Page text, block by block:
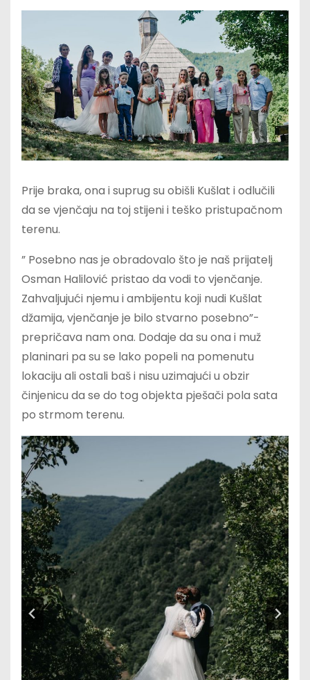
Prije braka, ona i suprug su obišli Kušlat i odlučili
da se vjenčaju na toj stijeni i teško pristupačnom
terenu.
” Posebno nas je obradovalo što je naš prijatelj
Osman Halilović pristao da vodi to vjenčanje.
Zahvaljujući njemu i ambijentu koji nudi Kušlat
džamija, vjenčanje je bilo stvarno posebno”-
prepričava nam ona. Dodaje da su ona i muž
planinari pa su se lako popeli na pomenutu
lokaciju ali ostali baš i nisu uzimajući u obzir
činjenicu da se do tog objekta pješači pola sata
po strmom terenu.